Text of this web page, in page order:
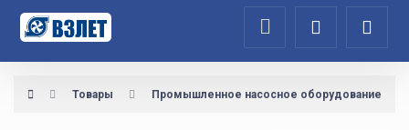
Товары Промышленное насосное оборудование